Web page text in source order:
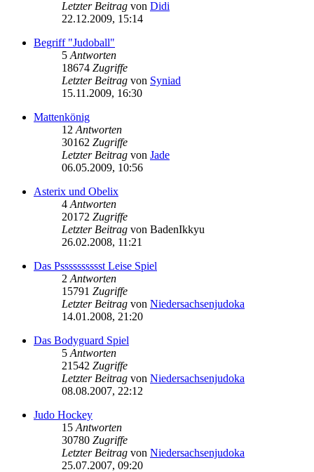
Letzter Beitrag von Didi
22.12.2009, 15:14
Begriff "Judoball"
5 Antworten
18674 Zugriffe
Letzter Beitrag von Syniad
15.11.2009, 16:30
Mattenkönig
12 Antworten
30162 Zugriffe
Letzter Beitrag von Jade
06.05.2009, 10:56
Asterix und Obelix
4 Antworten
20172 Zugriffe
Letzter Beitrag von BadenIkkyu
26.02.2008, 11:21
Das Psssssssssst Leise Spiel
2 Antworten
15791 Zugriffe
Letzter Beitrag von Niedersachsenjudoka
14.01.2008, 21:20
Das Bodyguard Spiel
5 Antworten
21542 Zugriffe
Letzter Beitrag von Niedersachsenjudoka
08.08.2007, 22:12
Judo Hockey
15 Antworten
30780 Zugriffe
Letzter Beitrag von Niedersachsenjudoka
25.07.2007, 09:20